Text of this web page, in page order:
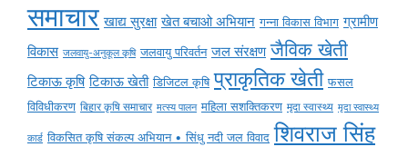
समाचार खाद्य सुरक्षा खेत बचाओ अभियान गन्ना विकास विभाग ग्रामीण
विकास जलवायु-अनुकूल कृषि जलवायु परिवर्तन जल संरक्षण जैविक खेती
टिकाऊ कृषि टिकाऊ खेती डिजिटल कृषि प्राकृतिक खेती फसल
विविधीकरण बिहार कृषि समाचार मत्स्य पालन महिला सशक्तिकरण मृदा स्वास्थ्य मृदा स्वास्थ्य
कार्ड विकसित कृषि संकल्प अभियान • सिंधु नदी जल विवाद शिवराज सिंह